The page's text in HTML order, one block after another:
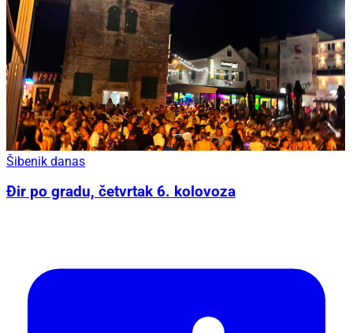
Šibenik danas
Đir po gradu, četvrtak 6. kolovoza